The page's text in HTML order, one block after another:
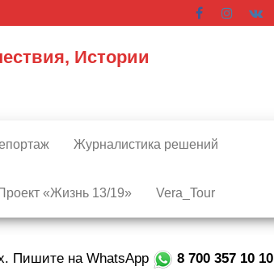
Истории
Журналистика решений
«Жизнь 13/19» Vera_Tour
Пишите на WhatsApp 8 700 357 10 10